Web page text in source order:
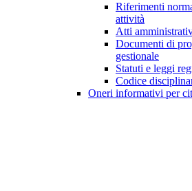
Riferimenti
attività
Atti
Documenti di
gestionale
Statuti e leggi
Codice
Oneri informativi per